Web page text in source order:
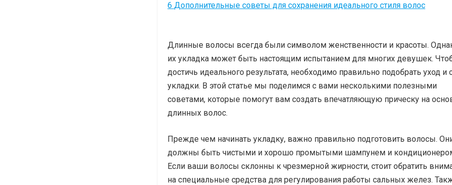
6 Дополнительные советы для сохранения идеального стиля волос
Длинные волосы всегда были символом женственности и красоты.
их укладка может быть настоящим испытанием для многих девушек.
достичь идеального результата, необходимо правильно подобрать уход и
укладки. В этой статье мы поделимся с вами несколькими полезными
советами, которые помогут вам создать впечатляющую прическу на
длинных волос.
Прежде чем начинать укладку, важно правильно подготовить волосы.
должны быть чистыми и хорошо промытыми шампунем и
Если ваши волосы склонны к чрезмерной жирности, стоит обратить
на специальные средства для регулирования работы сальных желез.